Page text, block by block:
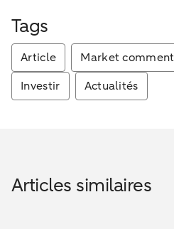
Tags
Article Market comment
Investir
Actualités
Articles similaires